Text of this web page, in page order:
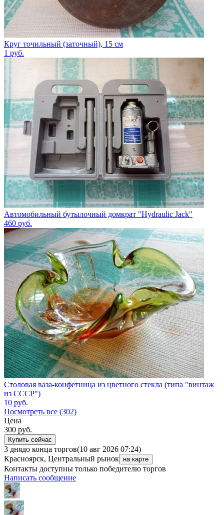
Круг точильный (заточный), 15 см
1 руб.
Автомобильный бутылочный домкрат "Hydraulic Jack"
460 руб.
Столовая ваза-конфетница из цветного стекла (типа "винтаж
из СССР")
10 руб.
Посмотреть все (302)
Цена
300 руб.
Купить сейчас
3 днядо конца торгов(10 авг 2026 07:24)
Красноярск, Центральный рынок на карте
Контакты доступны только победителю торгов
Написать сообщение